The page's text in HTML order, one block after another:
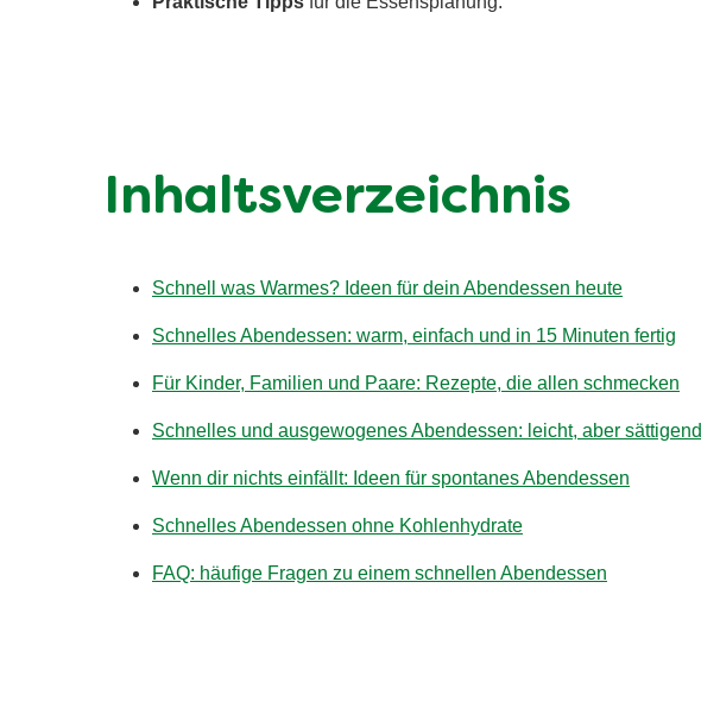
Inhaltsverzeichnis
Schnell was Warmes? Ideen für dein Abendessen heute
Schnelles Abendessen: warm, einfach und in 15 Minuten fertig
Für Kinder, Familien und Paare: Rezepte, die allen schmecken
Schnelles und ausgewogenes Abendessen: leicht, aber sättigend
Wenn dir nichts einfällt: Ideen für spontanes Abendessen
Schnelles Abendessen ohne Kohlenhydrate
FAQ: häufige Fragen zu einem schnellen Abendessen